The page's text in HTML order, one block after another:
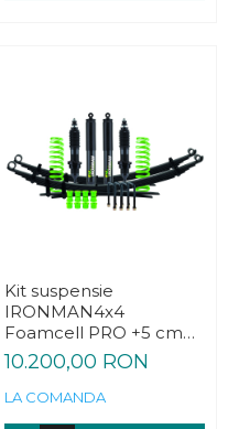
Kit suspensie
IRONMAN4x4
Foamcell PRO +5 cm
Toyota Hilux 2005-2015
10.200,00 RON
LA COMANDA